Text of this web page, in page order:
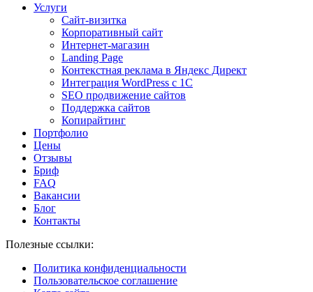
Услуги
Сайт-визитка
Корпоративный сайт
Интернет-магазин
Landing Page
Контекстная реклама в Яндекс Директ
Интеграция WordPress c 1C
SEO продвижение сайтов
Поддержка сайтов
Копирайтинг
Портфолио
Цены
Отзывы
Бриф
FAQ
Вакансии
Блог
Контакты
Полезные ссылки:
Политика конфиденциальности
Пользовательское соглашение